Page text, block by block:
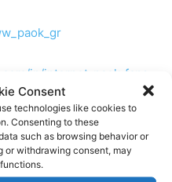
Consent
technologies like cookies to
Consenting to these
such as browsing behavior or
or withdrawing consent, may
in/internet-paok-fans-
internetpaokfans